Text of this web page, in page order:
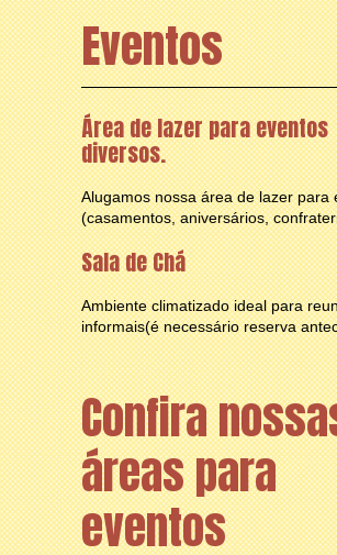
Eventos
Área de lazer para eventos
diversos.
Alugamos nossa área de lazer para
(casamentos, aniversários,
Sala de Chá
Ambiente climatizado ideal para
informais(é necessário reserva
Confira
áreas para
eventos